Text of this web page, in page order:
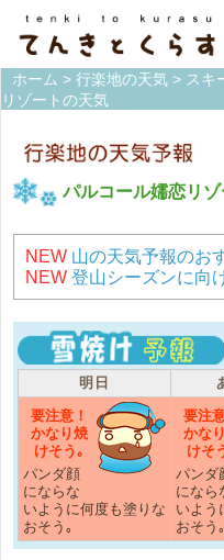
ホーム > 行楽地の天気 > スキ
リゾートの天気
パルコール嬬恋リゾ
NEW 山の天気予報のお
NEW 登山シーズンに向
明日
要注意！
かなり焼
けそう｡
パンダ顔
にならな
いように何度も塗りな
おそう｡
要注
かな
けそ
パンダ
になら
いよう
おそう｡